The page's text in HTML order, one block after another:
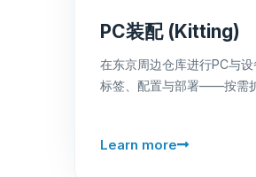
PC装配 (Kitting)
在东京周边仓库进行PC与
标签、配置与部署——按需
Learn more